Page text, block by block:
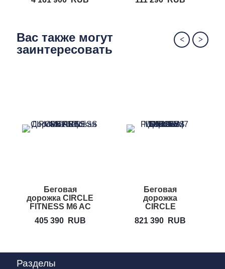
Вас также могут
заинтересовать
Беговая
дорожка CIRCLE
FITNESS M6 AC
405 390
RUB
Беговая
дорожка
CIRCLE
821 390 RUB
Разделы